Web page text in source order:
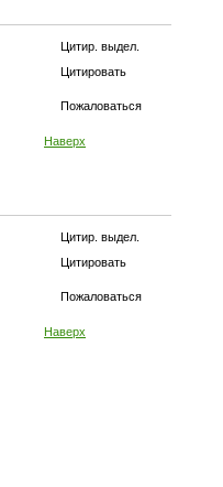
Цитир. выдел.
Цитировать
Пожаловаться
Наверх
Цитир. выдел.
Цитировать
Пожаловаться
Наверх